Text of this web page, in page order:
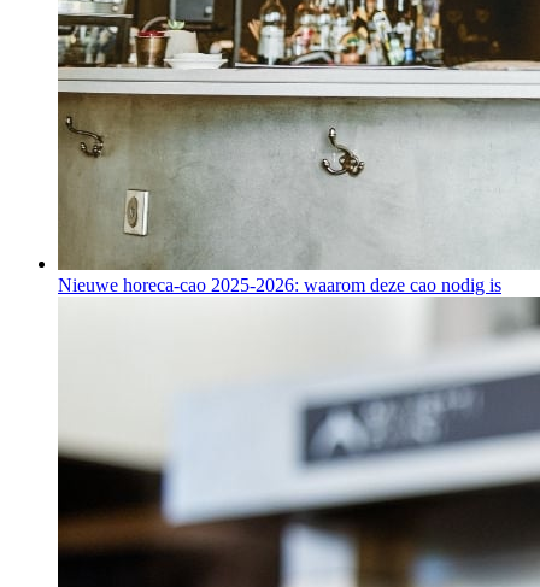
Nieuwe horeca-cao 2025-2026: waarom deze cao nodig is